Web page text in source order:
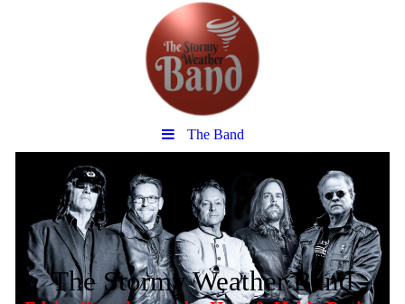
The Band
The Stormy Weather Band